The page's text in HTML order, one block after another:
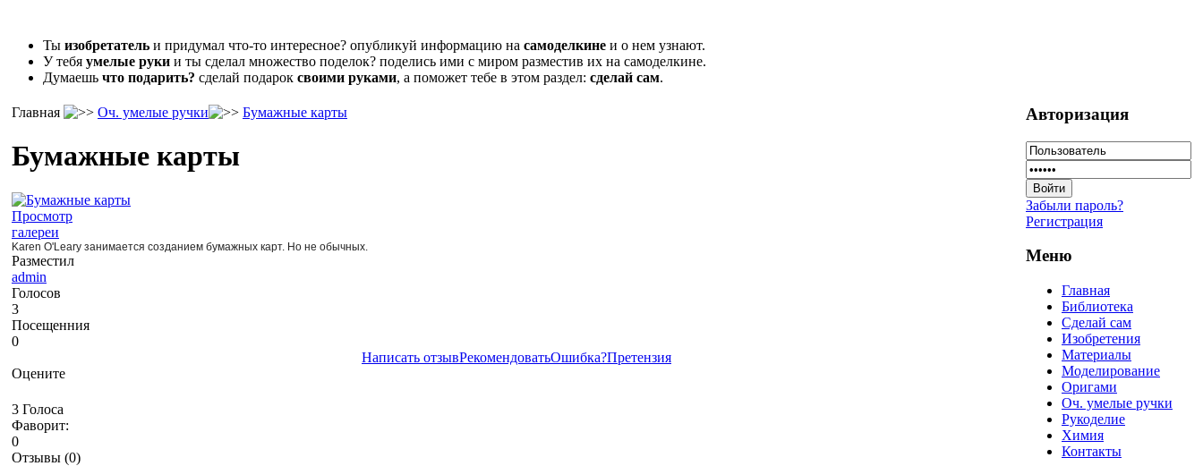
Ты изобретатель и придумал что-то интересное? опубликуй информацию на самоделкине и о нем узнают.
У тебя умелые руки и ты сделал множество поделок? поделись ими с миром разместив их на самоделкине.
Думаешь что подарить? сделай подарок своими руками, а поможет тебе в этом раздел: сделай сам.
Главная Оч. умелые ручки Бумажные карты
Бумажные карты
Просмотр
галереи
Karen O'Leary занимается созданием бумажных карт. Но не обычных.
Разместил
admin
Голосов
3
Посещенния
0
Написать отзывРекомендоватьОшибка?Претензия
Оцените
3 Голоса
Фаворит:
0
Отзывы (0)
Авторизация
Забыли пароль?
Регистрация
Меню
Главная
Библиотека
Сделай сам
Изобретения
Материалы
Моделирование
Оригами
Оч. умелые ручки
Рукоделие
Химия
Контакты